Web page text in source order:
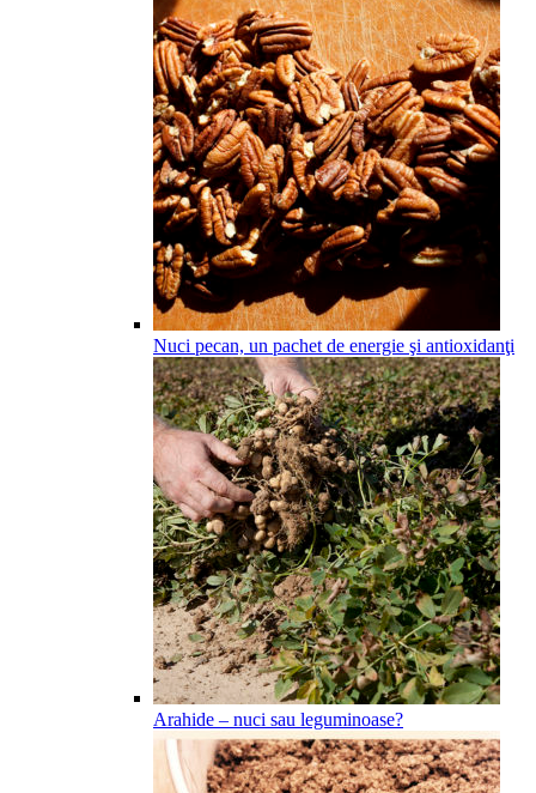
Nuci pecan, un pachet de energie şi antioxidanţi
Arahide – nuci sau leguminoase?